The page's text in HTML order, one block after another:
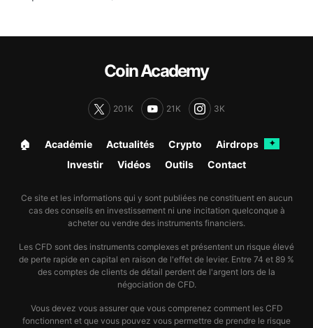
Coin Academy
201K 21K 3K
🏠︎ Académie Actualités Crypto Airdrops ✦
Investir Vidéos Outils Contact
Ce site et les informations qui y sont publiées ne constituent en aucun
cas des conseils en investissement ni une incitation quelconque à
acheter ou vendre des instruments financiers.
Les CFD sont des instruments complexes et présentent un risque élevé
de perte rapide en capital en raison de l'effet de levier. Entre 74 et 89 %
des comptes de clients de détail perdent de l'argent lors de la
négociation de CFD.
Vous devez vous assurer que vous comprenez comment les CFD
fonctionnent et que vous pouvez vous permettre de prendre le risque